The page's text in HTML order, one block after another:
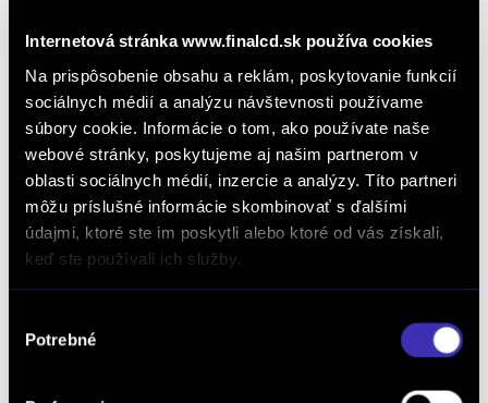
Internetová stránka www.finalcd.sk používa cookies
Na prispôsobenie obsahu a reklám, poskytovanie funkcií
sociálnych médií a analýzu návštevnosti používame
súbory cookie. Informácie o tom, ako používate naše
webové stránky, poskytujeme aj našim partnerom v
oblasti sociálnych médií, inzercie a analýzy. Títo partneri
môžu príslušné informácie skombinovať s ďalšími
údajmi, ktoré ste im poskytli alebo ktoré od vás získali,
keď ste používali ich služby.
súhlasu
Potrebné
MILD HYBRID NOVEJ GENERÁCIE
Peugeot 208 NEW 1.2 Hybrid Allure 110k
e-DCS6
Automat Zvýhodnená cena
/ 110 PS / Mild Hybrid (benzín/elektrika) / Bratislava Lamač
25 240 € s DPH